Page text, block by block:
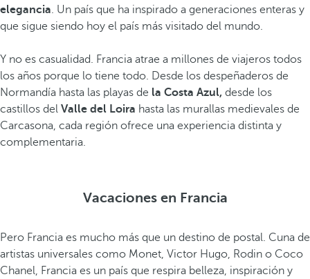
elegancia. Un país que ha inspirado a generaciones enteras y
que sigue siendo hoy el país más visitado del mundo.
Y no es casualidad. Francia atrae a millones de viajeros todos
los años porque lo tiene todo. Desde los despeñaderos de
Normandía hasta las playas de la Costa Azul, desde los
castillos del Valle del Loira hasta las murallas medievales de
Carcasona, cada región ofrece una experiencia distinta y
complementaria.
Vacaciones en Francia
Pero Francia es mucho más que un destino de postal. Cuna de
artistas universales como Monet, Victor Hugo, Rodin o Coco
Chanel, Francia es un país que respira belleza, inspiración y